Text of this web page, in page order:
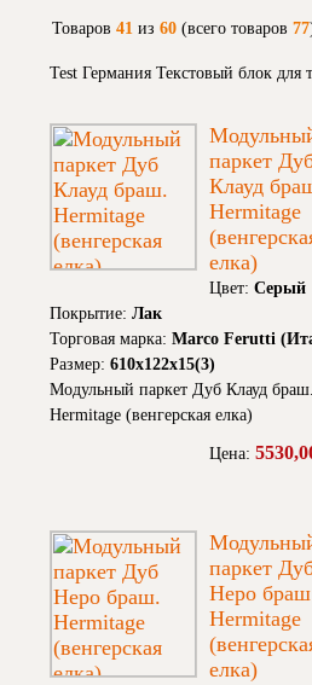
Товаров 41 из 60 (всего товаров 77
Test Германия Текстовый блок для
паркет
Клауд
Hermitage
елка)
Цвет: Серый
Покрытие: Лак
Торговая марка: Marco Ferutti
Размер: 610x122x15(3)
Модульный паркет Дуб Клауд
Hermitage (венгерская елка)
Цена:
паркет
Неро
Hermitage
елка)